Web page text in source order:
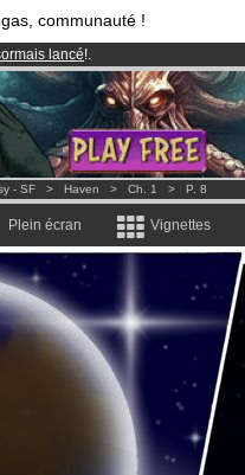
communauté !
lancé!.
BDs & Mangas!
de
3.95 eurospar mois !Clique ici
- SF > Haven > Ch. 1 > P. 8
Plein écran Vignettes